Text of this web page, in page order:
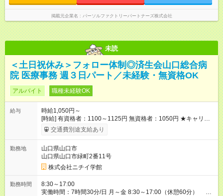
掲載元企業名 パーソルファクトリーパートナーズ株式会社
未読
＜土日祝休み＞フォロー体制◎済生会山口総合病
院 医療事務 週３日パート／未経験・無資格OK
アルバイト 職種未経験OK
給与
時給1,050円～
[時給] 有資格者：1100～1125円 無資格者：1050円 ★キャリア
アップ制度あり 進級により給与がアップします！ 【試用期間】
試用期間あり 試用期間の長さ：3ヶ月 雇用形態、給与は本採用
交通費別途支給あり
勤務地
山口県山口市
山口県山口市緑町2番11号
株式会社ニチイ学館
勤務時間
8:30～17:00
実働時間：7時間30分/日 月～金 8:30～17:00（休憩60分） ※